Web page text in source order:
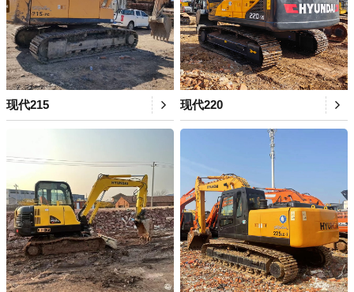
现代215 现代220